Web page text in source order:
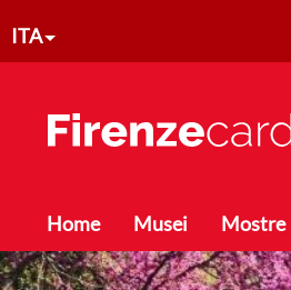
ITA
Toggle menu
Home Musei Mostre